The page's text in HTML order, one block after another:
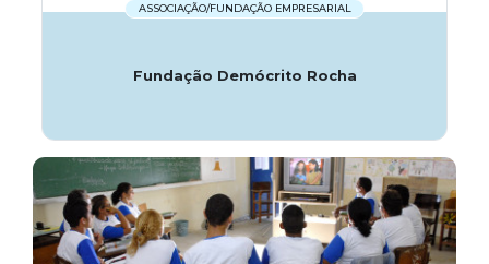
ASSOCIAÇÃO/FUNDAÇÃO EMPRESARIAL
Fundação Demócrito Rocha